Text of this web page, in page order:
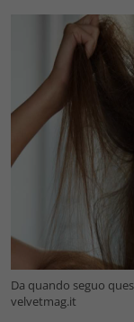
Da quando seguo
velvetmag.it